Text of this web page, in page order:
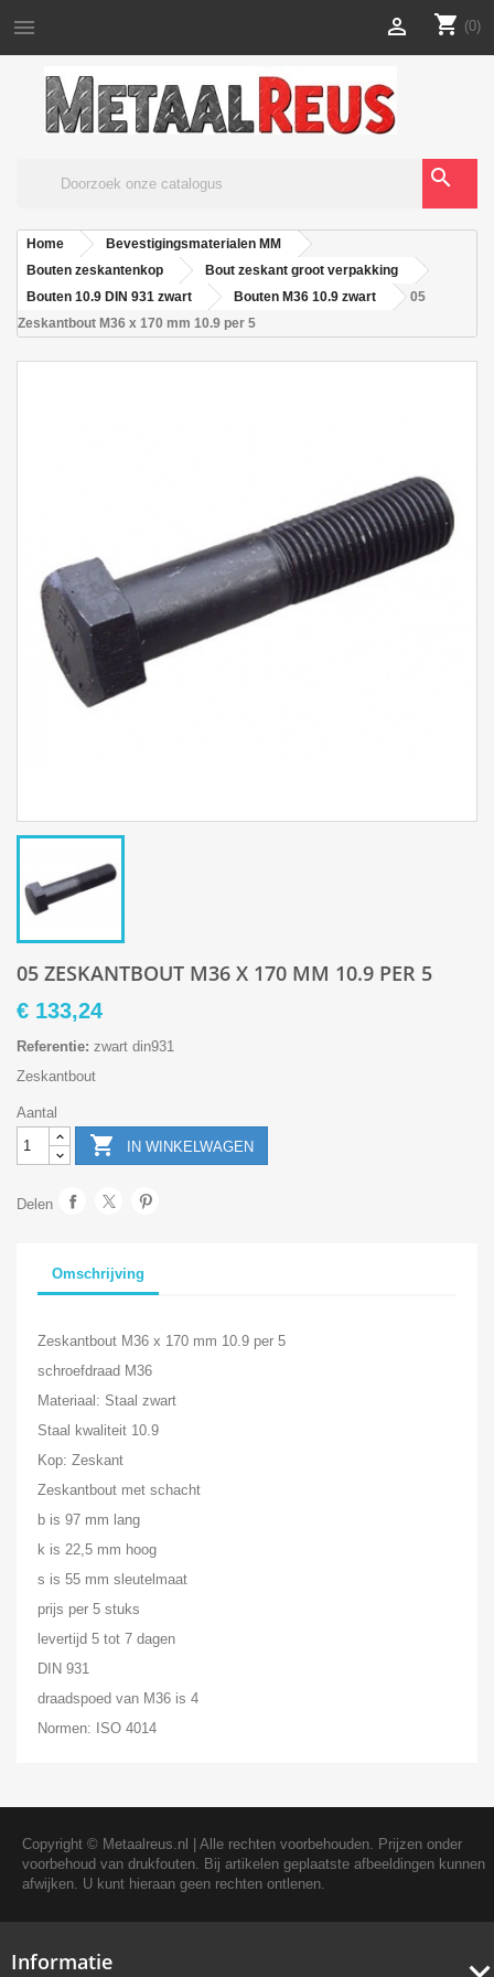
 shopping_cart (0)

search
Home
Bevestigingsmaterialen MM
Bouten zeskantenkop
Bout zeskant groot verpakking
Bouten 10.9 DIN 931 zwart
Bouten M36 10.9 zwart
05
Zeskantbout M36 x 170 mm 10.9 per 5
05 ZESKANTBOUT M36 X 170 MM 10.9 PER 5
€ 133,24
Referentie: zwart din931
Zeskantbout
Aantal
 IN WINKELWAGEN
Delen
Omschrijving
Zeskantbout M36 x 170 mm 10.9 per 5
schroefdraad M36
Materiaal: Staal zwart
Staal kwaliteit 10.9
Kop: Zeskant
Zeskantbout met schacht
b is 97 mm lang
k is 22,5 mm hoog
s is 55 mm sleutelmaat
prijs per 5 stuks
levertijd 5 tot 7 dagen
DIN 931
draadspoed van M36 is 4
Normen: ISO 4014
Copyright © Metaalreus.nl
| Alle rechten voorbehouden. Prijzen onder
voorbehoud van drukfouten. Bij artikelen geplaatste afbeeldingen kunnen
afwijken. U kunt hieraan geen rechten ontlenen.
Informatie